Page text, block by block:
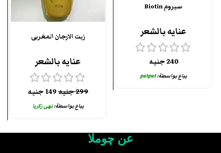
سيروم Biotin
عنايه بالشعر
240جنيه
يباع بواسطة:patpat
زيت الارجان المغربى
عنايه بالشعر
299جنيه149جنيه
يباع بواسطة:نهى زكريا
عن چوملا